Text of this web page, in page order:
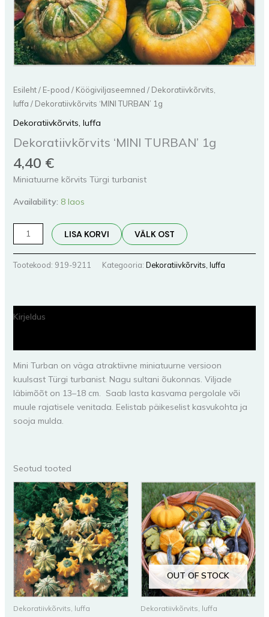
Esileht/ E-pood / Köögiviljaseemned / Dekoratiivkõrvits,
luffa / Dekoratiivkõrvits ‘MINI TURBAN’ 1g
Dekoratiivkõrvits, luffa
Dekoratiivkõrvits ‘MINI TURBAN’ 1g
4,40 €
Miniatuurne kõrvits Türgi turbanist
Availability: 8 laos
LISA KORVI VÄLK OST
Tootekood: 919-9211 Kategooria: Dekoratiivkõrvits, luffa
Kirjeldus
Mini Turban on väga atraktiivne miniatuurne versioon
kuulsast Türgi turbanist. Nagu sultani õukonnas. Viljade
läbimõõt on 13–18 cm. Saab lasta kasvama pergolale või
muule rajatisele venitada. Eelistab päikeselist kasvukohta ja
sooja mulda.
Seotud tooted
Dekoratiivkõrvits, luffa
OUT OF STOCK
Dekoratiivkõrvits, luffa